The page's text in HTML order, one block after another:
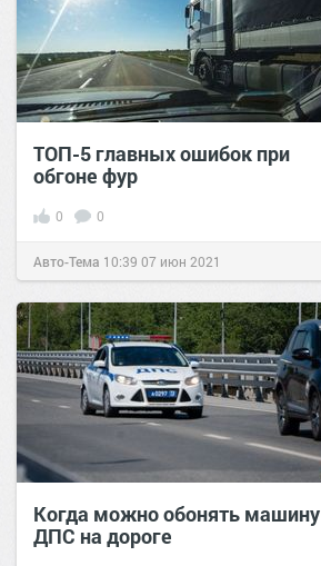
ТОП-5 главных ошибок при
обгоне фур
0 0
Авто-Тема 10:39 07 июн 2021
Когда можно обонять машину
ДПС на дороге